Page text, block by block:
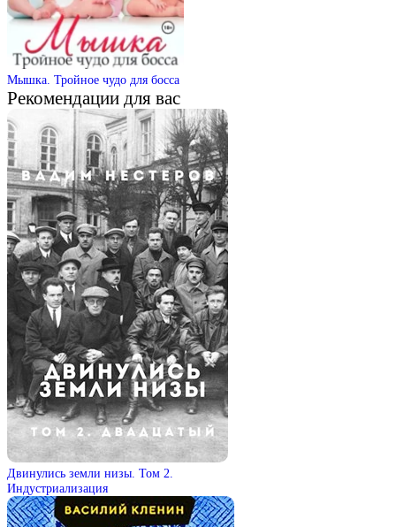
Мышка. Тройное чудо для босса
Рекомендации для вас
Двинулись земли низы. Том 2.
Индустриализация